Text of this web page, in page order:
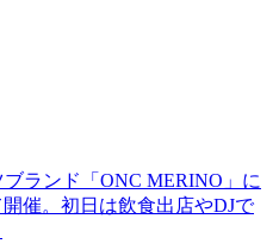
ランド「ONC MERINO」に
開催。初日は飲食出店やDJで